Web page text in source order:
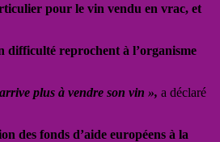
pour le vin vendu en vrac, et
difficulté reprochent à l’organisme
plus à vendre son vin », a déclaré
des fonds d’aide européens à la